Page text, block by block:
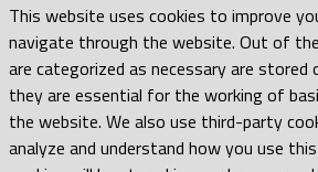
This website uses cookies to improve
navigate through the website. Out of
are categorized as necessary are stored
they are essential for the working of
the website. We also use third-party
analyze and understand how you use